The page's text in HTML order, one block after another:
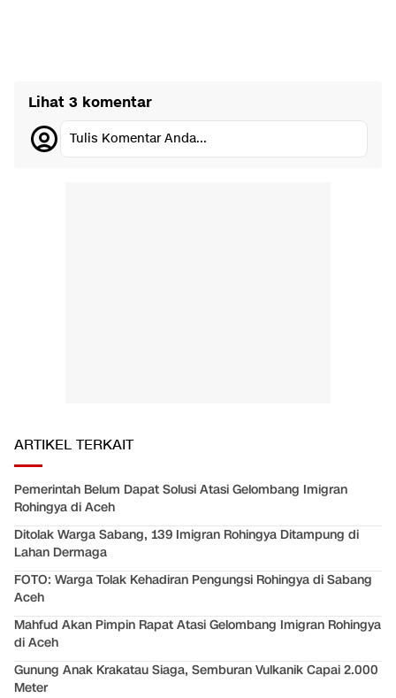
Lihat 3 komentar
Tulis Komentar Anda...
ARTIKEL TERKAIT
Pemerintah Belum Dapat Solusi Atasi Gelombang Imigran
Rohingya di Aceh
Ditolak Warga Sabang, 139 Imigran Rohingya Ditampung di
Lahan Dermaga
FOTO: Warga Tolak Kehadiran Pengungsi Rohingya di Sabang
Aceh
Mahfud Akan Pimpin Rapat Atasi Gelombang Imigran Rohingya
di Aceh
Gunung Anak Krakatau Siaga, Semburan Vulkanik Capai 2.000
Meter